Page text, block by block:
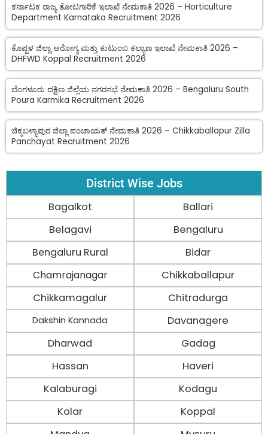
ಕರ್ನಾಟಕ ರಾಜ್ಯ ತೋಟಗಾರಿಕೆ ಇಲಾಖೆ ನೇಮಕಾತಿ 2026 – Horticulture
Department Karnataka Recruitment 2026
ಕೊಪ್ಪಳ ಜಿಲ್ಲಾ ಆರೋಗ್ಯ ಮತ್ತು ಕುಟುಂಬ ಕಲ್ಯಾಣ ಇಲಾಖೆ ನೇಮಕಾತಿ 2026 –
DHFWD Koppal Recruitment 2026
ಬೆಂಗಳೂರು ದಕ್ಷಿಣ ಜಿಲ್ಲೆಯ ನಗರಸಭೆ ನೇಮಕಾತಿ 2026 – Bengaluru South
Poura Karmika Recruitment 2026
ಚಿಕ್ಕಬಳ್ಳಾಪುರ ಜಿಲ್ಲಾ ಪಂಚಾಯತ್ ನೇಮಕಾತಿ 2026 – Chikkaballapur Zilla
Panchayat Recruitment 2026
District Wise Jobs
Bagalkot
Ballari
Belagavi
Bengaluru
Bengaluru Rural
Bidar
Chamrajanagar
Chikkaballapur
Chikkamagalur
Chitradurga
Dakshin Kannada
Davanagere
Dharwad
Gadag
Hassan
Haveri
Kalaburagi
Kodagu
Kolar
Koppal